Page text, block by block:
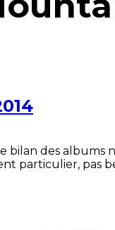
bilan des
particulier, pas